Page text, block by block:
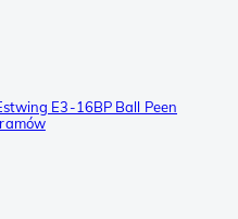
E3-16BP Ball Peen